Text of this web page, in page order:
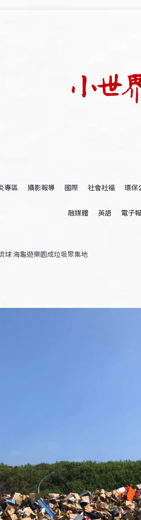
專區
攝影報導 國際 社會社福 環保
融媒體 英語 電子報
球 海龜遊樂園成垃圾聚集地